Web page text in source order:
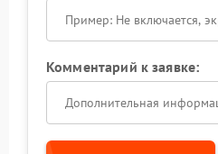
Комментарий к заявке: